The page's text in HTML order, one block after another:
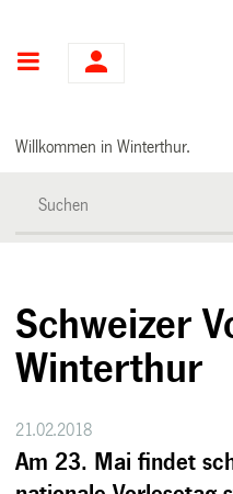
Hauptnavigation
Willkommen in Winterthur.
Schweizer
Winterthur
21.02.2018
Am 23. Mai findet